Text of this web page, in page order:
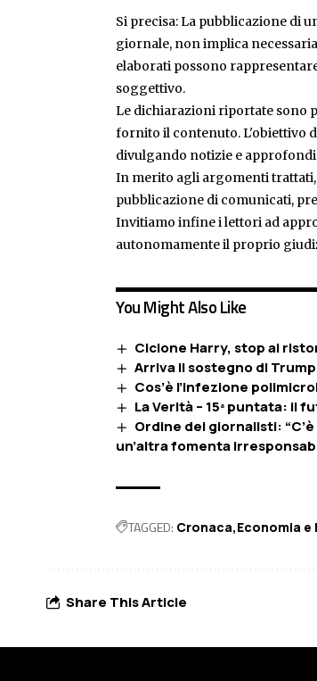
Si precisa: La pubblicazione di
giornale, non implica
elaborati possono
soggettivo.
Le dichiarazioni riportate sono
fornito il contenuto. L'obiettivo
divulgando notizie e
In merito agli argomenti trattati,
pubblicazione di comunicati,
Invitiamo infine i lettori ad
autonomamente il proprio
You Might Also Like
Ciclone Harry, stop ai
Arriva il sostegno di
Cos’è l’infezione
La Verità – 15ª puntata: il
Ordine dei giornalisti:
un’altra fomenta
TAGGED: Cronaca Economia e
Share This Article